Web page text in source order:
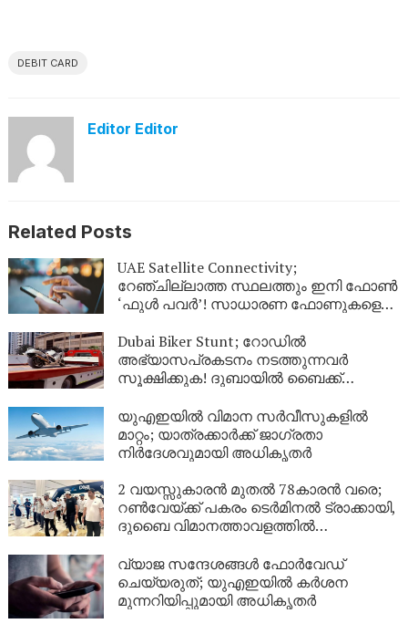
DEBIT CARD
Editor Editor
Related Posts
UAE Satellite Connectivity;
റേഞ്ചില്ലാത്ത സ്ഥലത്തും ഇനി ഫോൺ
‘ഫുൾ പവർ’! സാധാരണ ഫോണുകളെ
യുഎഇയുടെ വിപ്ലവം
Dubai Biker Stunt; റോഡിൽ
അഭ്യാസപ്രകടനം നടത്തുന്നവർ
സൂക്ഷിക്കുക! ദുബായിൽ ബൈക്ക്
പോലീസ്
യുഎഇയിൽ വിമാന സർവീസുകളിൽ
മാറ്റം; യാത്രക്കാർക്ക് ജാഗ്രതാ
നിർദേശവുമായി അധികൃതർ
2 വയസ്സുകാരൻ മുതൽ 78കാരൻ വരെ;
റൺവേയ്ക്ക് പകരം ടെർമിനൽ ട്രാക്കായി,
ദുബൈ വിമാനത്താവളത്തിൽ
വ്യാജ സന്ദേശങ്ങൾ ഫോർവേഡ്
ചെയ്യരുത്; യുഎഇയിൽ കർശന
മുന്നറിയിപ്പുമായി അധികൃതർ